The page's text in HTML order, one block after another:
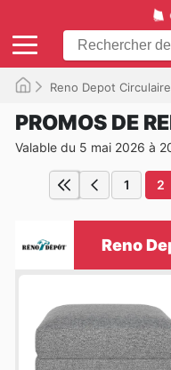
Reno Depot
PROMOS DE
Valable du 5 mai 2026 à
1 2
Reno